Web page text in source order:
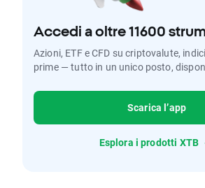
Accedi a oltre 11600
Azioni, ETF e CFD su criptovalute,
prime — tutto in un unico posto,
Scarica l’app
Esplora i prodotti XTB